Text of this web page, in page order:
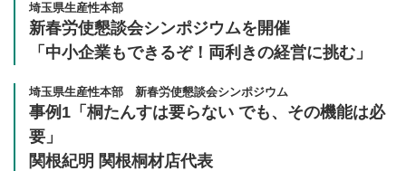
埼玉県生産性本部
新春労使懇談会シンポジウムを開催
「中小企業もできるぞ！両利きの経営に挑む」
埼玉県生産性本部 新春労使懇談会シンポジウム
事例1「桐たんすは要らない でも、その機能は必
要」
関根紀明 関根桐材店代表